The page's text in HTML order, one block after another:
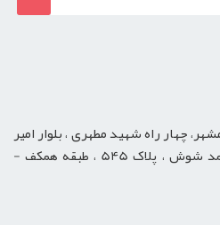
چهار راه شهید مطهری ، بلوار امیر
کبیر، نبش کوچه شهید احمد شوش ، پلاک 545 ، طبقه همکف -